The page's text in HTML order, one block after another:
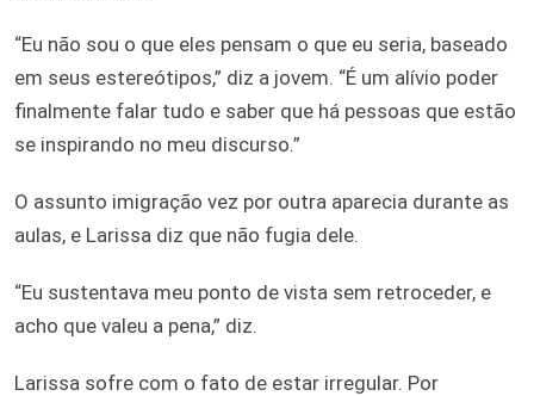
“Eu não sou o que eles pensam o que eu seria, baseado
em seus estereótipos,” diz a jovem. “É um alívio poder
finalmente falar tudo e saber que há pessoas que estão
se inspirando no meu discurso.”
O assunto imigração vez por outra aparecia durante as
aulas, e Larissa diz que não fugia dele.
“Eu sustentava meu ponto de vista sem retroceder, e
acho que valeu a pena,” diz.
Larissa sofre com o fato de estar irregular. Por